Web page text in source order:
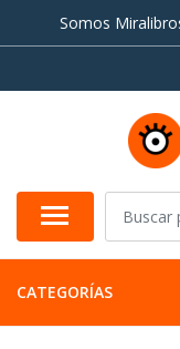
Somos
CATEGORÍAS